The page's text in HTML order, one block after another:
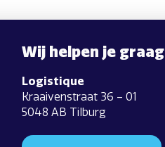
Wij helpen je graag
Logistique
Kraaivenstraat 36 – 01
5048 AB Tilburg